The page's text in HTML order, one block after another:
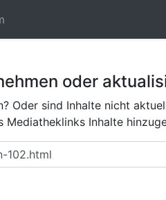
oder
Oder sind Inhalte nicht
Inhalte